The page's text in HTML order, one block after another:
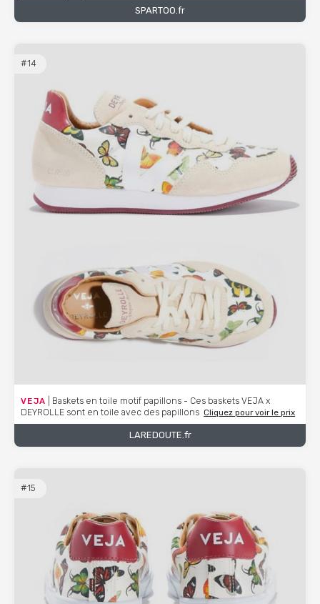
SPARTOO.fr
#14
VEJA | Baskets en toile motif papillons - Ces baskets VEJA x
DEYROLLE sont en toile avec des papillons Cliquez pour voir le prix
LAREDOUTE.fr
#15